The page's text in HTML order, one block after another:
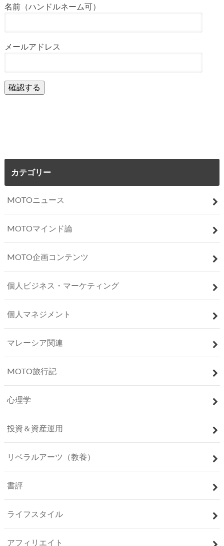
名前（ハンドルネーム可）
メールアドレス
カテゴリー
MOTOニュース
MOTOマインド論
MOTO企画コンテンツ
個人ビジネス・マーケティング
個人マネジメント
マレーシア関連
MOTO旅行記
心理学
投資＆資産運用
リベラルアーツ（教養）
書評
ライフスタイル
アフィリエイト